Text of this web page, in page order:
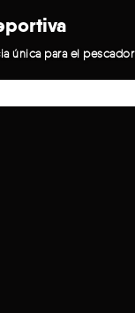
única para el pescador